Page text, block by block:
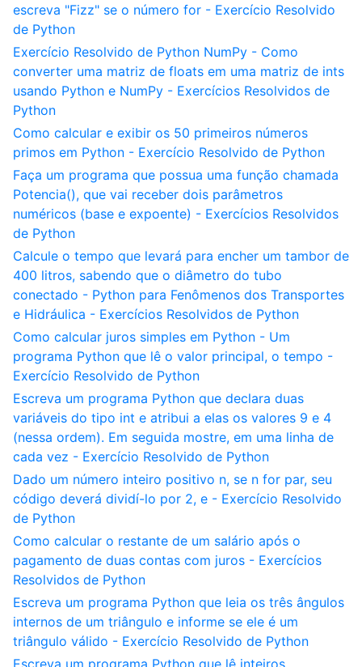
escreva "Fizz" se o número for - Exercício Resolvido
de Python
Exercício Resolvido de Python NumPy - Como
converter uma matriz de floats em uma matriz de ints
usando Python e NumPy - Exercícios Resolvidos de
Python
Como calcular e exibir os 50 primeiros números
primos em Python - Exercício Resolvido de Python
Faça um programa que possua uma função chamada
Potencia(), que vai receber dois parâmetros
numéricos (base e expoente) - Exercícios Resolvidos
de Python
Calcule o tempo que levará para encher um tambor de
400 litros, sabendo que o diâmetro do tubo
conectado - Python para Fenômenos dos Transportes
e Hidráulica - Exercícios Resolvidos de Python
Como calcular juros simples em Python - Um
programa Python que lê o valor principal, o tempo -
Exercício Resolvido de Python
Escreva um programa Python que declara duas
variáveis do tipo int e atribui a elas os valores 9 e 4
(nessa ordem). Em seguida mostre, em uma linha de
cada vez - Exercício Resolvido de Python
Dado um número inteiro positivo n, se n for par, seu
código deverá dividí-lo por 2, e - Exercício Resolvido
de Python
Como calcular o restante de um salário após o
pagamento de duas contas com juros - Exercícios
Resolvidos de Python
Escreva um programa Python que leia os três ângulos
internos de um triângulo e informe se ele é um
triângulo válido - Exercício Resolvido de Python
Escreva um programa Python que lê inteiros